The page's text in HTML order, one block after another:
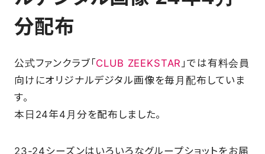
FAN CLUB
マイページはこちら
CSR
分配布
公式ファンクラブ「CLUB ZEEKSTAR 」では有料会員
向けにオリジナルデジタル画像を毎月配布していま
す。
本日24年4月分を配布しました。
23-24シーズンはいろいろなグループショットをお届